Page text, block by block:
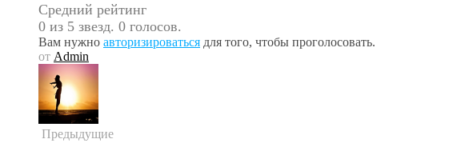
Средний рейтинг
0 из 5 звезд. 0 голосов.
Вам нужно авторизироваться для того, чтобы проголосовать.
от Admin
Предыдущие